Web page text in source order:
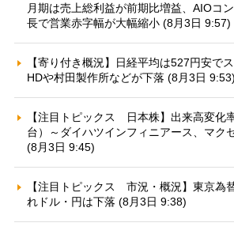
月期は売上総利益が前期比増益、AIOコ
長で営業赤字幅が大幅縮小 (8月3日 9:57)
【寄り付き概況】日経平均は527円安で
HDや村田製作所などが下落 (8月3日 9:53)
【注目トピックス 日本株】出来高変化
台）～ダイハツインフィニアース、マク
(8月3日 9:45)
【注目トピックス 市況・概況】東京為
れドル・円は下落 (8月3日 9:38)